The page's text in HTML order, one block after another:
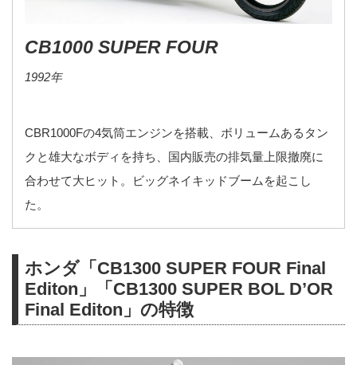
CB1000 SUPER FOUR
1992年
CBR1000Fの4気筒エンジンを搭載、ボリュームあるタン
クと雄大なボディを持ち、国内販売の排気量上限撤廃に
合わせて大ヒット。ビッグネイキッドブームを起こし
た。
ホンダ「CB1300 SUPER FOUR Final
Editon」「CB1300 SUPER BOL D’OR
Final Editon」の特徴